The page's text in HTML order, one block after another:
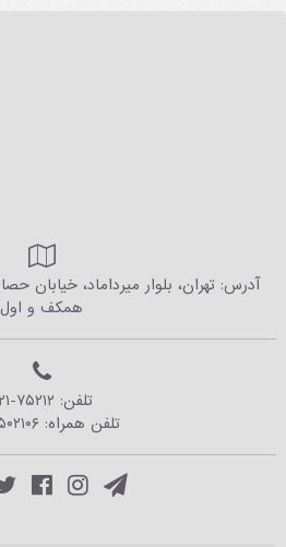
آدرس: تهران، بلوار میرداماد، خیابان
همکف و اول
تلفن: ۰۲۱-
تلفن همراه: